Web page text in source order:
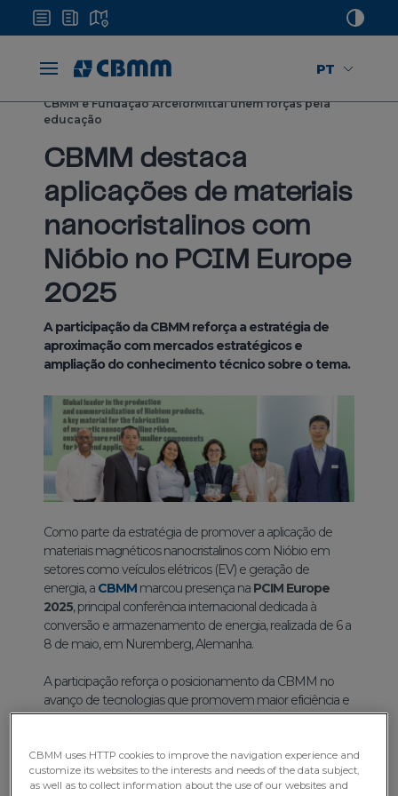
PT
CBMM e Fundação ArcelorMittal unem forças pela
educação
CBMM destaca
aplicações de materiais
nanocristalinos com
Nióbio no PCIM Europe
2025
A participação da CBMM reforça a estratégia de
aproximação com mercados estratégicos e
ampliação do conhecimento técnico sobre o tema.
Como parte da estratégia de promover a aplicação de
materiais magnéticos nanocristalinos com Nióbio em
setores como veículos elétricos (EV) e geração de
energia, a CBMM marcou presença na PCIM Europe
2025, principal conferência internacional dedicada à
conversão e armazenamento de energia, realizada de 6 a
8 de maio, em Nuremberg, Alemanha.
A participação reforça o posicionamento da CBMM no
avanço de tecnologias que promovem maior eficiência e
desempenho em componentes magnéticos,
em alta frequência.
CBMM uses HTTP cookies to improve the navigation experience and
customize its websites to the interests and needs of the data subject,
as well as to collect information about the use of our websites and